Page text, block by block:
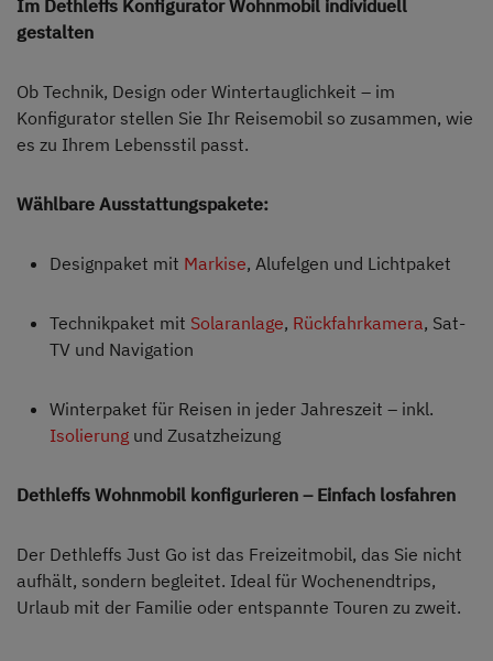
Im Dethleffs Konfigurator Wohnmobil individuell
gestalten
Ob Technik, Design oder Wintertauglichkeit – im
Konfigurator stellen Sie Ihr Reisemobil so zusammen, wie
es zu Ihrem Lebensstil passt.
Wählbare Ausstattungspakete:
Designpaket mit Markise, Alufelgen und Lichtpaket
Technikpaket mit Solaranlage, Rückfahrkamera, Sat-
TV und Navigation
Winterpaket für Reisen in jeder Jahreszeit – inkl.
Isolierung und Zusatzheizung
Dethleffs Wohnmobil konfigurieren – Einfach losfahren
Der Dethleffs Just Go ist das Freizeitmobil, das Sie nicht
aufhält, sondern begleitet. Ideal für Wochenendtrips,
Urlaub mit der Familie oder entspannte Touren zu zweit.